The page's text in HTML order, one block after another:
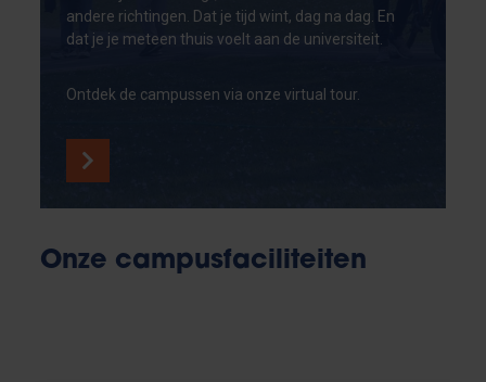
andere richtingen. Dat je tijd wint, dag na dag. En
dat je je meteen thuis voelt aan de universiteit.
Ontdek de campussen via onze virtual tour.
Onze campusfaciliteiten